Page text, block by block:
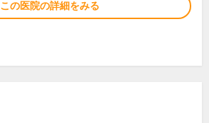
この医院の詳細をみる